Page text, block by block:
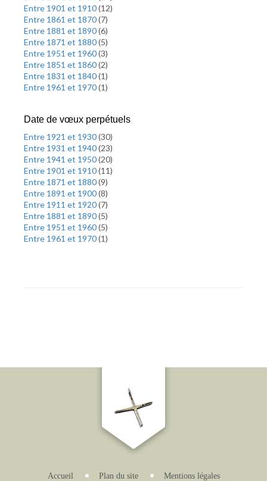
Entre 1901 et 1910(12)
Entre 1861 et 1870(7)
Entre 1881 et 1890(6)
Entre 1871 et 1880(5)
Entre 1951 et 1960(3)
Entre 1851 et 1860(2)
Entre 1831 et 1840(1)
Entre 1961 et 1970(1)
Date de vœux perpétuels
Entre 1921 et 1930(30)
Entre 1931 et 1940(23)
Entre 1941 et 1950(20)
Entre 1901 et 1910(11)
Entre 1871 et 1880(9)
Entre 1891 et 1900(8)
Entre 1911 et 1920(7)
Entre 1881 et 1890(5)
Entre 1951 et 1960(5)
Entre 1961 et 1970(1)
Accueil Plan du site Mentions légales